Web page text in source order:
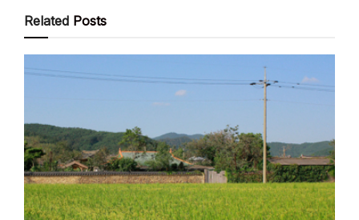
Related Posts